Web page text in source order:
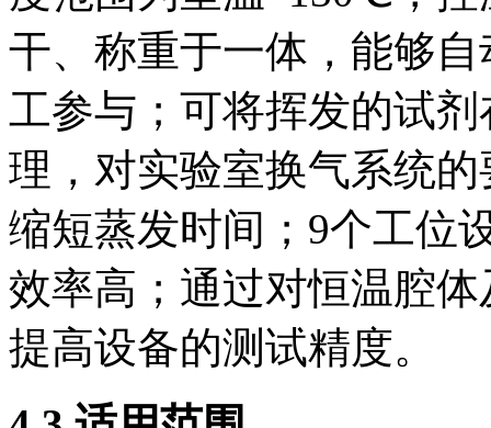
干、称重于一体，能够
工参与；可将挥发的试
理，对实验室换气系统
缩短蒸发时间；9个工位
效率高；通过对恒温腔
提高设备的测试精度。